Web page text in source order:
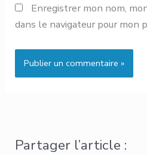
Enregistrer mon nom,
dans le navigateur pour mon
Partager l’article :